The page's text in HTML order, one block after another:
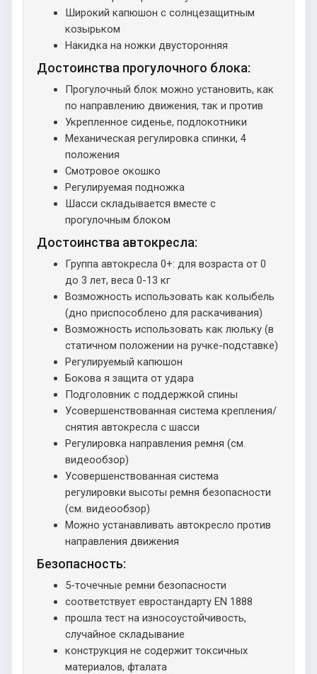
Широкий капюшон с солнцезащитным
козырьком
Накидка на ножки двусторонняя
Достоинства прогулочного блока:
Прогулочный блок можно установить, как
по направлению движения, так и против
Укрепленное сиденье, подлокотники
Механическая регулировка спинки, 4
положения
Смотровое окошко
Регулируемая подножка
Шасси складывается вместе с
прогулочным блоком
Достоинства автокресла:
Группа автокресла 0+: для возраста от 0
до 3 лет, веса 0-13 кг
Возможность использовать как колыбель
(дно приспособлено для раскачивания)
Возможность использовать как люльку (в
статичном положении на ручке-подставке)
Регулируемый капюшон
Бокова я защита от удара
Подголовник с поддержкой спины
Усовершенствованная система крепления/
снятия автокресла с шасси
Регулировка направления ремня (см.
видеообзор)
Усовершенствованная система
регулировки высоты ремня безопасности
(см. видеообзор)
Можно устанавливать автокресло против
направления движения
Безопасность:
5-точечные ремни безопасности
соответствует евростандарту EN 1888
прошла тест на износоустойчивость,
случайное складывание
конструкция не содержит токсичных
материалов, фталата